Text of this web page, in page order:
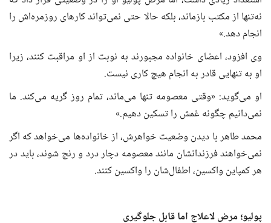
نه‌تنها از مکتب بازماند، بلکه حالا حتی نمی‌تواند کارهای روزمره‌اش را
انجام دهد.»
وی افزود، اعضای خانواده مجبورند به نوبت از او مراقبت کنند، زیرا
او به تنهایی قادر به انجام هیچ کاری نیست.
او می‌گوید: «وقتی معصومه تنها می‌ماند، تمام روز گریه می‌کند. ما
نمی‌دانیم چگونه غمش را تسکین دهیم.»
محمد طاهر با دیدن وضعیت خواهرش، از خانواده‌ها می‌خواهد که اگر
نمی‌خواهند فرزندانشان مانند معصومه دچار درد و رنج شوند، باید در
هر کمپاین واکسین، اطفال‌شان را واکسین کنند.
پولیو؛مرضلاعلاج اما قابلجلوگیری